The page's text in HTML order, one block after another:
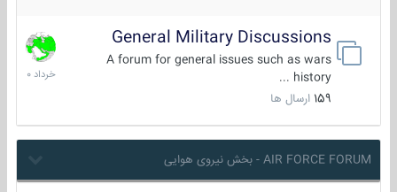
General Military Discussions
A forum for general issues such as wars
history ...
159 ارسال ها
10
خرداد
1400
AIR FORCE FORUM - بخش نیروی هوایی